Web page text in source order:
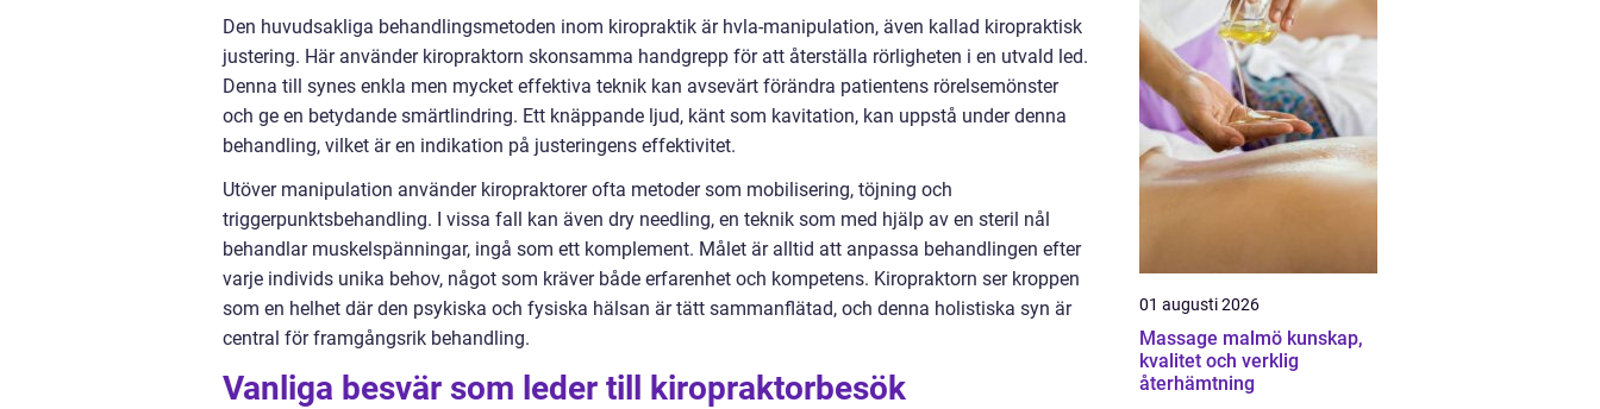
Den huvudsakliga behandlingsmetoden inom kiropraktik är hvla-manipulation, även kallad kiropraktisk
justering. Här använder kiropraktorn skonsamma handgrepp för att återställa rörligheten i en utvald led.
Denna till synes enkla men mycket effektiva teknik kan avsevärt förändra patientens rörelsemönster
och ge en betydande smärtlindring. Ett knäppande ljud, känt som kavitation, kan uppstå under denna
behandling, vilket är en indikation på justeringens effektivitet.
Utöver manipulation använder kiropraktorer ofta metoder som mobilisering, töjning och
triggerpunktsbehandling. I vissa fall kan även dry needling, en teknik som med hjälp av en steril nål
behandlar muskelspänningar, ingå som ett komplement. Målet är alltid att anpassa behandlingen efter
varje individs unika behov, något som kräver både erfarenhet och kompetens. Kiropraktorn ser kroppen
som en helhet där den psykiska och fysiska hälsan är tätt sammanflätad, och denna holistiska syn är
central för framgångsrik behandling.
Vanliga besvär som leder till kiropraktorbesök
01 augusti 2026
Massage malmö kunskap,
kvalitet och verklig
återhämtning